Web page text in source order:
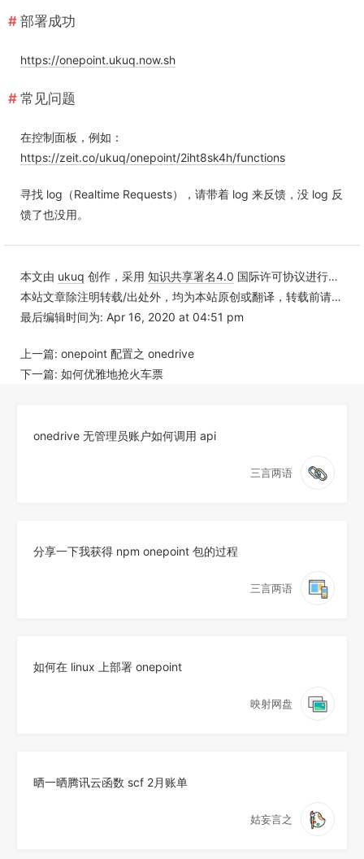
部署成功
https://onepoint.ukuq.now.sh
常见问题
在控制面板，例如：
https://zeit.co/ukuq/onepoint/2iht8sk4h/functions
寻找 log（Realtime Requests），请带着 log 来反馈，没 log 反
馈了也没用。
本文由 ukuq 创作，采用 知识共享署名4.0 国际许可协议进行许可
本站文章除注明转载/出处外，均为本站原创或翻译，转载前请务必署名
最后编辑时间为: Apr 16, 2020 at 04:51 pm
上一篇: onepoint 配置之 onedrive
下一篇: 如何优雅地抢火车票
onedrive 无管理员账户如何调用 api
三言两语
分享一下我获得 npm onepoint 包的过程
三言两语
如何在 linux 上部署 onepoint
映射网盘
晒一晒腾讯云函数 scf 2月账单
姑妄言之